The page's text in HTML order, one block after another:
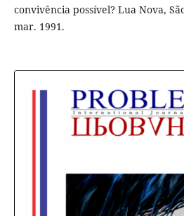
convivência possível? Lua Nova,
mar. 1991.